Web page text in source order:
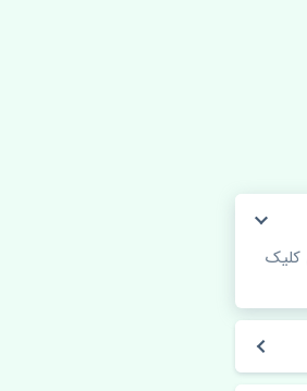
کلیک